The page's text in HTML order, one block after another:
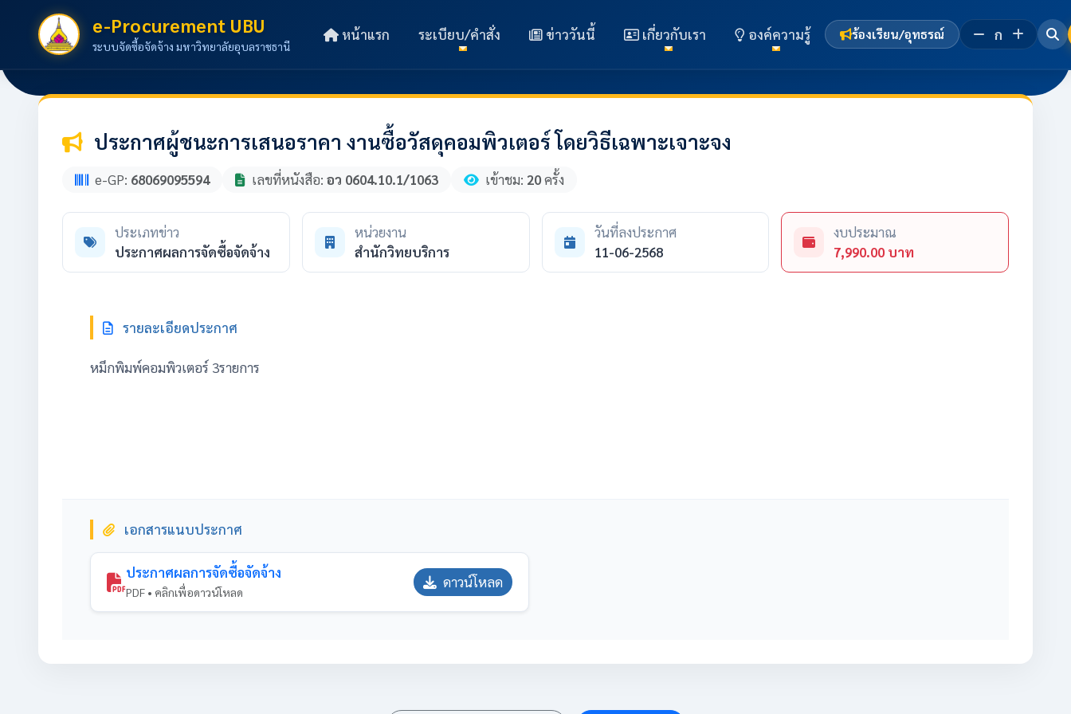
e-Procurement UBU
ระบบจัดซื้อจัดจ้าง มหาวิทยาลัยอุบลราชธานี
หน้าแรก ระเบียบ/คำสั่ง ข่าววันนี้ เกี่ยวกับเรา องค์ความรู้ ร้องเรียน/อุทธรณ์ ก
ประกาศผู้ชนะการเสนอราคา งานซื้อวัสดุคอมพิวเตอร์ โดยวิธีเฉพาะเจาะจง
e-GP: 68069095594 เลขที่หนังสือ: อว 0604.10.1/1063 เข้าชม: 20ครั้ง
ประเภทข่าว
ประกาศผลการจัดซื้อจัดจ้าง
หน่วยงาน
สำนักวิทยบริการ
วันที่ลงประกาศ
11-06-2568
งบประมาณ
7,990.00 บาท
รายละเอียดประกาศ
หมึกพิมพ์คอมพิวเตอร์ 3รายการ
เอกสารแนบประกาศ
ประกาศผลการจัดซื้อจัดจ้าง
PDF • คลิกเพื่อดาวน์โหลด
ดาวน์โหลด